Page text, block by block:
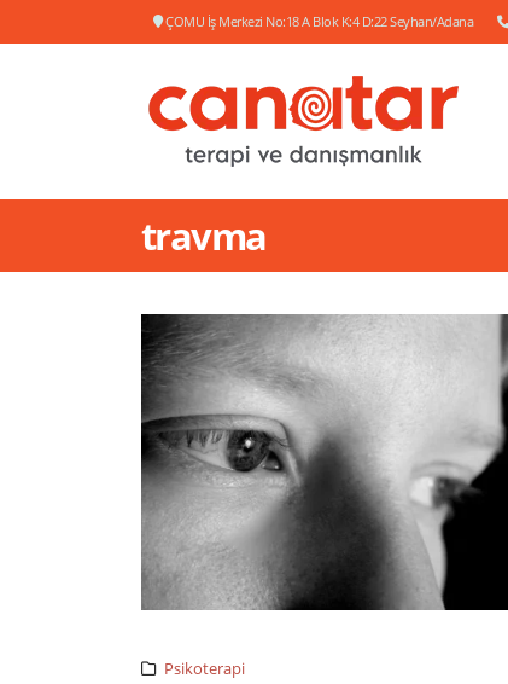
ÇOMU İş Merkezi No:18 A Blok K:4 D:22 Seyhan/Adana
travma
Psikoterapi